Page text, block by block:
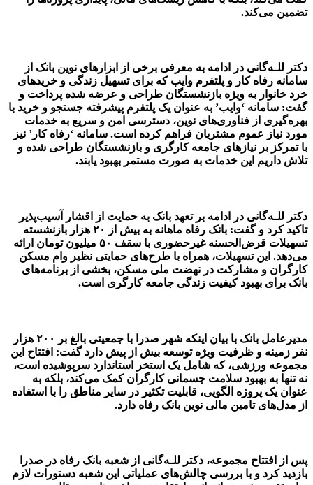
تضمین می‌کند.
دکتر للـه‌گانی در ادامه به معرفی برخی از ابزارهای نوین بانک از
سامانه رفاه کار و پلتفرم وایب که برای تسهیل زندگی و خریدهای
خرد خانوار به ویژه بازنشستگان طراحی و عرضه شده پرداخت و
گفت: سامانه ‘وایب’ به عنوان یک پلتفرم پیشرفته جستجو و خرید با
بهره‌گیری از فناوری‌های نوین، دسترسی امن و سریع به خدمات
مورد نیاز عموم مشتریان فراهم کرده است. سامانه ‘رفاه کار’ نیز
با تمرکز بر نیازهای جامعه کارگری و بازنشستگان طراحی شده و
تلاش داریم این خدمات به صورت مستمر بهبود یابند.
دکتر للـه‌گانی در ادامه بر تعهد بانک به حمایت از اقشار آسیب‌پذیر
تاکید کرد و گفت: بانک رفاه ماهانه به بیش از ۲۰ هزار بازنشسته
تسهیلات قرض‌الحسنه غیرحضوری با سقف ۵۰ میلیون تومان ارائه
می‌دهد. این تسهیلات، همراه با طرح‌های حمایتی نظیر وام مسکن
کارگران و مشارکت در نهضت ملی مسکن، بخشی از برنامه‌های
بانک برای بهبود کیفیت زندگی جامعه کارگری است.
مدیرعامل بانک با بیان اینکه شهر صدرا با جمعیتی بالغ بر ۲۰۰ هزار
نفر زمینه و ظرفیت ویژه توسعه بیش از پیش دارد گفت: افتتاح این
مجموعه ورزشی، که شامل یک استخر استاندارد سرپوشیده است،
نه تنها به بهبود سلامت جسمانی کارگران کمک می‌کند، بلکه به
عنوان یک پروژه الگویی، قابلیت تکثیر در سایر مناطق را با استفاده
از مدل‌های تامین مالی نوین بانک رفاه دارد.
پس از افتتاح مجموعه، دکتر للـه‌گانی از شعبه بانک رفاه در صدرا
بازدید کرد و با بررسی چالش‌های عملیاتی این شعبه دستورات لازم